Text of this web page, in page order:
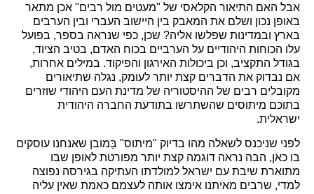
אבל האם התיאור הקלאסי של "מעטים מול רבים" אכן מתאר
באופן נכון ושלם את המאבק בין היישוב העברי ובין הערבים
בארץ ובמדינות שפלשו אליה? שכן, כפי שנראה בספר, בפועל
עלו הכוחות היהודיים על הערביים בכוח האדם, בטיב הציוד,
בגודל התקציב, וכן ביכולות האירגון והפיקוד. במילים אחרות,
אם נבדוק את הדברים קצת יותר לעומק, נגלה שתיאורים
מקובלים רבים של ההיסטוריה של מדינת העם היהודי שוזרים
בתוכם מיתוסים שהשתרשו בתודעת החברה היהודית
ישראלית.
לפני שניכנס לשאלה מהו בדיוק "מיתוס" בַּמובן שאנחנו עוסקים
בו כאן, הבה נראה דוגמה קצת יותר מפורטת לאופן שבו
מתוארת שיבת עם ישראל למולדתו העתיקה בגירסה נפוצה
למדי, שרבים מאיתנו אימצו אותה לעצמם כאמת שאין עליה